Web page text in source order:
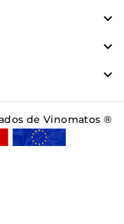



de Vinomatos ®